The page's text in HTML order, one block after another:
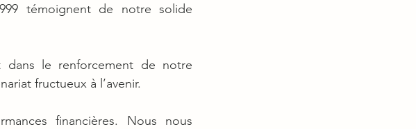
témoignent de notre solide
dans le renforcement de notre
fructueux à l’avenir.
financières. Nous nous